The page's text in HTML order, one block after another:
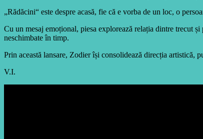
„Rădăcini“ este despre acasă, fie că e vorba de un loc, o
Cu un mesaj emoțional, piesa explorează relația dintre trecut
neschimbate în timp.
Prin această lansare, Zodier își consolidează direcția artistică,
V.I.